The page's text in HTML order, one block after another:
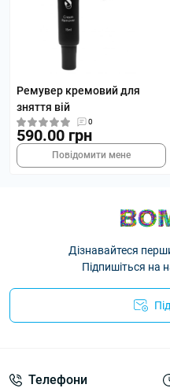
Ремувер кремовий для
зняття вій
0
590.00 грн
Повідомити мене
Дізнавайтеся
Підпишіться на
Телефони